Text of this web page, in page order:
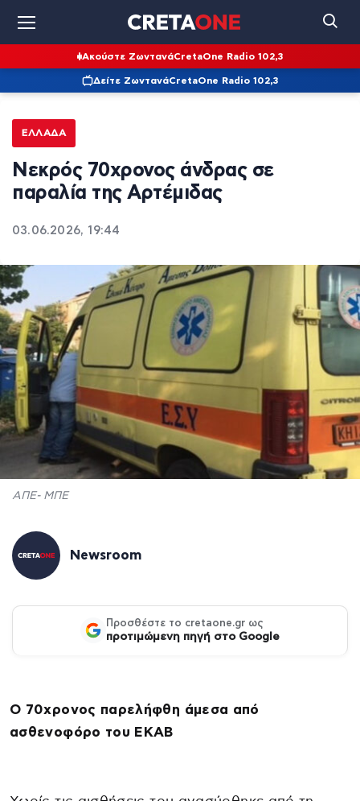
Ακούστε ΖωντανάCretaOne Radio 102,3
Δείτε ΖωντανάCretaOne Radio 102,3
ΕΛΛΆΔΑ
Νεκρός 70χρονος άνδρας σε
παραλία της Αρτέμιδας
03.06.2026, 19:44
ΑΠΕ- ΜΠΕ
Newsroom
Προσθέστε το cretaone.gr ως
προτιμώμενη πηγή στο Google
Ο 70χρονος παρελήφθη άμεσα από
ασθενοφόρο του ΕΚΑΒ